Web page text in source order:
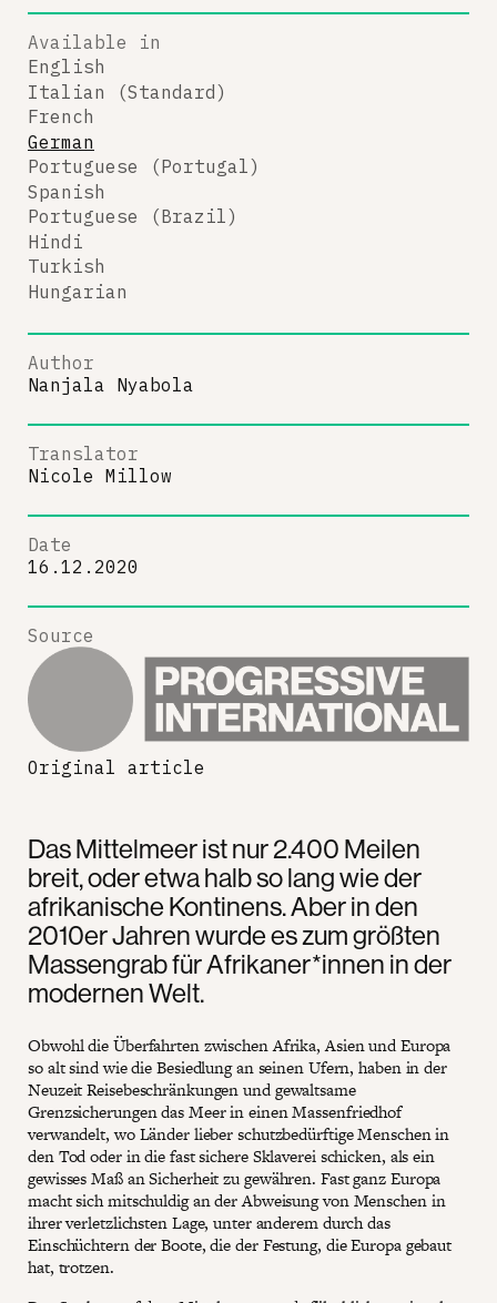
Das Mittelmeer ist nur 2.400 Meilen
breit, oder etwa halb so lang wie der
afrikanische Kontinens. Aber in den
2010er Jahren wurde es zum größten
Massengrab für Afrikaner*innen in der
modernen Welt.
Obwohl die Überfahrten zwischen Afrika, Asien und Europa
so alt sind wie die Besiedlung an seinen Ufern, haben in der
Neuzeit Reisebeschränkungen und gewaltsame
Grenzsicherungen das Meer in einen Massenfriedhof
verwandelt, wo Länder lieber schutzbedürftige Menschen in
den Tod oder in die fast sichere Sklaverei schicken, als ein
gewisses Maß an Sicherheit zu gewähren. Fast ganz Europa
macht sich mitschuldig an der Abweisung von Menschen in
ihrer verletzlichsten Lage, unter anderem durch das
Einschüchtern der Boote, die der Festung, die Europa gebaut
hat, trotzen.
Available in
English
Italian (Standard)
French
German
Portuguese (Portugal)
Spanish
Portuguese (Brazil)
Hindi
Turkish
Hungarian
Author
Nanjala Nyabola
Translator
Nicole Millow
Date
16.12.2020
Source
Original article